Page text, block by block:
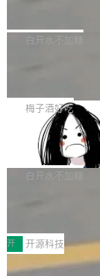
获配9...
题，该问题可能导致
P）！这一里程碑不
长期停止内容更新
提交的编辑请求也
pedia 于去年底上线
容的百科平台，被
维基百科的替代方
热门页面还是低关
白开水不加糖
是这样的：配
声明
erceptor…五六步之
本。 Solon 换了个
梅子酒好吃
Apache Doris 4.1
支持 UPDATE、
erg V3
Apache Doris 4.1
半。在已有查询能
常维护操作，并完整
白开水不加糖
村国家自主创新示范
由中关村智联软件
开 开源科技